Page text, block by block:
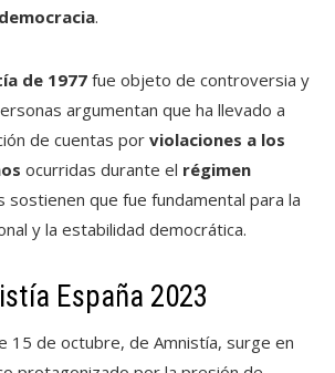
democracia.
de 1977 fue objeto de controversia y
argumentan que ha llevado a
de cuentas porviolaciones a los
ocurridas durante el régimen
sostienen que fue fundamental para la
y la estabilidad democrática.
España 2023
15 de octubre, de Amnistía, surge en